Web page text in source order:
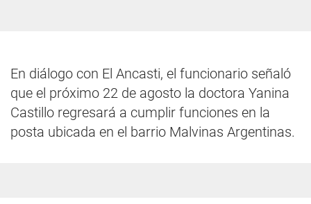
En diálogo con El Ancasti, el funcionario señaló
que el próximo 22 de agosto la doctora Yanina
Castillo regresará a cumplir funciones en la
posta ubicada en el barrio Malvinas Argentinas.